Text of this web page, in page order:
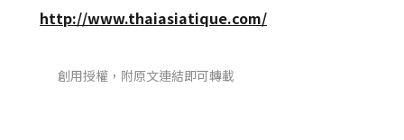
http://www.thaiasiatique.com/
創用授權，附原文連結即可轉載